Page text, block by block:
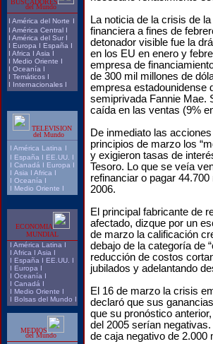
BUSCADORES
del Mundo
I América del Norte I
I América Central I
I América del Sur I
I Europa I España I
I Africa I Asia I
I Medio Oriente I
I Oceanía I
I Temáticos I
I Internacionales I
TELEVISION
del Mundo
I América Latina I
I España I EE.UU.
I
I Canadá I Europa I
I Asia I Africa I
I Oceanía I
I Medio Oriente I
ECONOMIA
MUNDIAL
I América Latina I
I Africa I Asia I
I España I EE.UU.
I
I Europa I
I Oceanía I
I Canadá I
I Medio Oriente I
I Bolsas del Mundo I
MEDIOS
del Mundo
La noticia de la crisis de
financiera a fines de
detonador visible fue la
en los EU en enero y
empresa de
de 300 mil millones de
empresa estadounidense
semiprivada Fannie Mae.
caída en las ventas (9%
De inmediato las
principios de marzo los
y exigieron tasas de
Tesoro. Lo que se veía
refinanciar o pagar
2006.
El principal fabricante de
afectado, dizque por un
de marzo la calificación
debajo de la categoría de
reducción de costos
jubilados y adelantando
El 16 de marzo la crisis
declaró que sus
que su pronóstico
del 2005 serían
de caja negativo de 2.000